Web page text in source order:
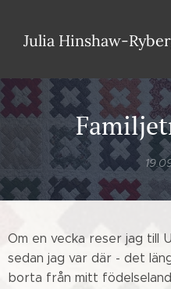
Julia Hinshaw-
Om en vecka reser jag till
sedan jag var där - det
borta från mitt